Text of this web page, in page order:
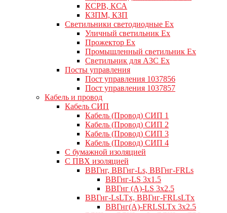
КСРВ, КСА
КЗПМ, КЗП
Светильники светодиодные Ex
Уличный светильник Ex
Прожектор Ex
Промышленный светильник Ex
Светильник для АЗС Ex
Посты управления
Пост управления 1037856
Пост управления 1037857
Кабель и провод
Кабель СИП
Кабель (Провод) СИП 1
Кабель (Провод) СИП 2
Кабель (Провод) СИП 3
Кабель (Провод) СИП 4
С бумажной изоляцией
С ПВХ изоляцией
ВВГнг, ВВГнг-Ls, ВВГнг-FRLs
ВВГнг-LS 3х1.5
ВВГнг (А)-LS 3х2.5
ВВГнг-LsLTx, ВВГнг-FRLsLTx
ВВГнг(А)-FRLSLTx 3х2.5